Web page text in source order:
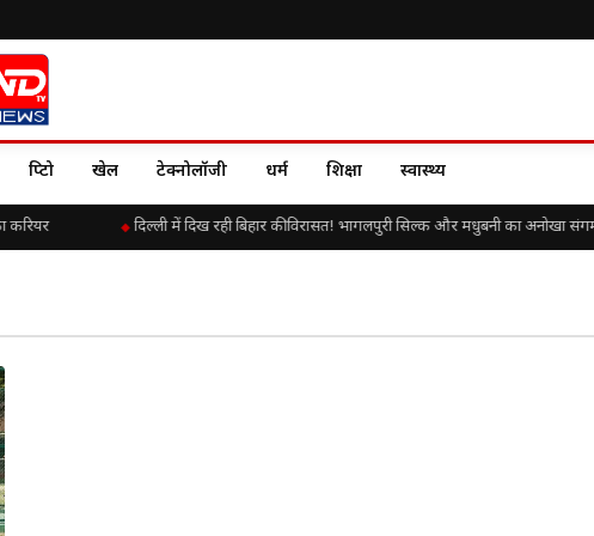
क्रिप्टो खेल टेक्नोलॉजी धर्म शिक्षा स्वास्थ्य
दिल्ली में दिख रही बिहार की विरासत! भागलपुरी सिल्क और मधुबनी का अनोखा संगम